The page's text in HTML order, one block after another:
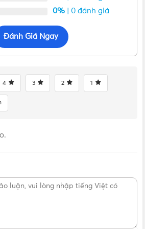
6 với khả năng chống cháy, chống
cao chống phản ứng với nhiều loại
dụng tốt trong điều kiện nhiệt độ từ
chống cháy nhiệt độ bất thường
không kín nước NIS425-6
0% | 0 đánh giá
Đánh Giá Ngay
4 3 2 1